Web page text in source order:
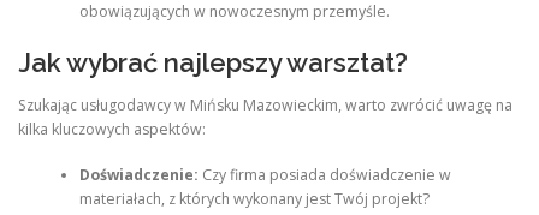
obowiązujących w nowoczesnym przemyśle.
Jak wybrać najlepszy warsztat?
Szukając usługodawcy w Mińsku Mazowieckim, warto zwrócić uwagę na
kilka kluczowych aspektów:
Doświadczenie: Czy firma posiada doświadczenie w
materiałach, z których wykonany jest Twój projekt?